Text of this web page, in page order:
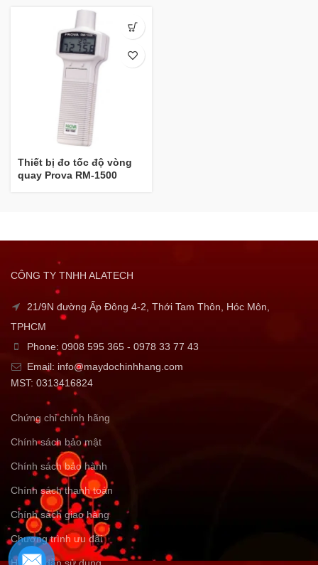
Thiết bị đo tốc độ vòng
quay Prova RM-1500
CÔNG TY TNHH ALATECH
21/9N đường Ấp Đông 4-2, Thới Tam Thôn, Hóc Môn,
TPHCM
Phone: 0908 595 365 - 0978 33 77 43
Email: info@maydochinhhang.com
MST: 0313416824
Chứng chỉ chính hãng
Chính sách bảo mật
Chính sách bảo hành
Chính sách thanh toán
Chính sách giao hàng
Chương trình ưu đãi